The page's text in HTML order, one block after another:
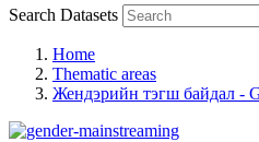
Search Datasets
Home
Thematic areas
Жендэрийн тэгш байдал -